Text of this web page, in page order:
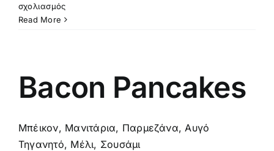
σχολιασμόςστο
Strawberry
Read More
Bacon Pancakes
Μπέικον, Μανιτάρια, Παρμεζάνα, Αυγό
Τηγανητό, Μέλι, Σουσάμι